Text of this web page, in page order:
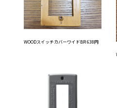
WOODスイッチカバーワイドBR 638円